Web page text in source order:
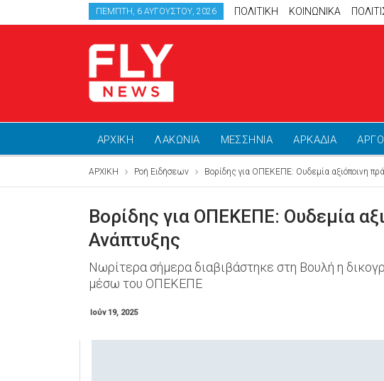
ΠΈΜΠΤΗ, 6 ΑΥΓΟΎΣΤΟΥ, 2026 ΠΟΛΙΤΙΚΗ ΚΟΙΝΩΝΙΚΑ
ΑΡΧΙΚΗ ΛΑΚΩΝΙΑ ΜΕΣΣΗΝΙΑ ΑΡΚΑΔΙΑ
ΑΡΧΙΚΗ Ροή Ειδήσεων Βορίδης για ΟΠΕΚΕΠΕ: Ουδεμία αξιόποινη
Βορίδης για ΟΠΕΚΕΠΕ: Ουδεμία
Ανάπτυξης
Νωρίτερα σήμερα διαβιβάστηκε στη Βουλή η
μέσω του ΟΠΕΚΕΠΕ
Ιούν 19, 2025